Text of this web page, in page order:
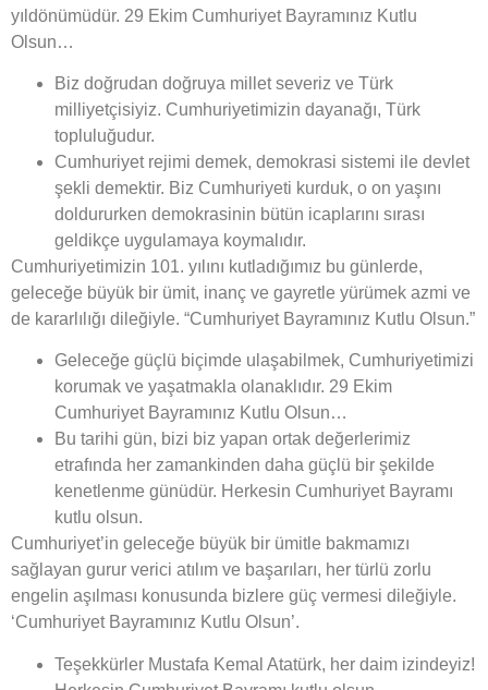
yıldönümüdür. 29 Ekim Cumhuriyet Bayramınız Kutlu
Olsun…
Biz doğrudan doğruya millet severiz ve Türk
milliyetçisiyiz. Cumhuriyetimizin dayanağı, Türk
topluluğudur.
Cumhuriyet rejimi demek, demokrasi sistemi ile devlet
şekli demektir. Biz Cumhuriyeti kurduk, o on yaşını
doldururken demokrasinin bütün icaplarını sırası
geldikçe uygulamaya koymalıdır.
Cumhuriyetimizin 101. yılını kutladığımız bu günlerde,
geleceğe büyük bir ümit, inanç ve gayretle yürümek azmi ve
de kararlılığı dileğiyle. “Cumhuriyet Bayramınız Kutlu Olsun.”
Geleceğe güçlü biçimde ulaşabilmek, Cumhuriyetimizi
korumak ve yaşatmakla olanaklıdır. 29 Ekim
Cumhuriyet Bayramınız Kutlu Olsun…
Bu tarihi gün, bizi biz yapan ortak değerlerimiz
etrafında her zamankinden daha güçlü bir şekilde
kenetlenme günüdür. Herkesin Cumhuriyet Bayramı
kutlu olsun.
Cumhuriyet’in geleceğe büyük bir ümitle bakmamızı
sağlayan gurur verici atılım ve başarıları, her türlü zorlu
engelin aşılması konusunda bizlere güç vermesi dileğiyle.
‘Cumhuriyet Bayramınız Kutlu Olsun’.
Teşekkürler Mustafa Kemal Atatürk, her daim izindeyiz!